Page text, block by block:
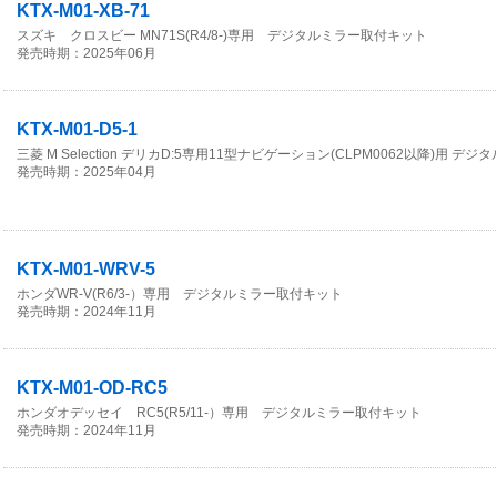
KTX-M01-XB-71
スズキ クロスビー MN71S(R4/8-)専用 デジタルミラー取付キット
発売時期：2025年06月
KTX-M01-D5-1
三菱 M Selection デリカD:5専用11型ナビゲーション(CLPM0062以降)用 デジタ
発売時期：2025年04月
KTX-M01-WRV-5
ホンダWR-V(R6/3-）専用 デジタルミラー取付キット
発売時期：2024年11月
KTX-M01-OD-RC5
ホンダオデッセイ RC5(R5/11-）専用 デジタルミラー取付キット
発売時期：2024年11月